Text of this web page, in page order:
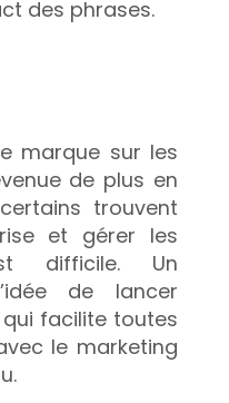
des phrases.
marque sur les
de plus en
trouvent
et gérer les
difficile. Un
de lancer
qui facilite toutes
le marketing